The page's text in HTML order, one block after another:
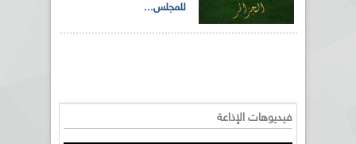
للمجلس...
فيديوهات الإذاعة